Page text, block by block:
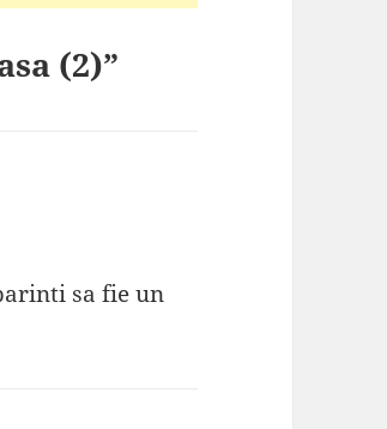
(2)”
sa fie un